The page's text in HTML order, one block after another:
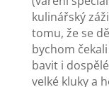
kulinářský
tomu, že se
bychom
bavit i
velké kluky a